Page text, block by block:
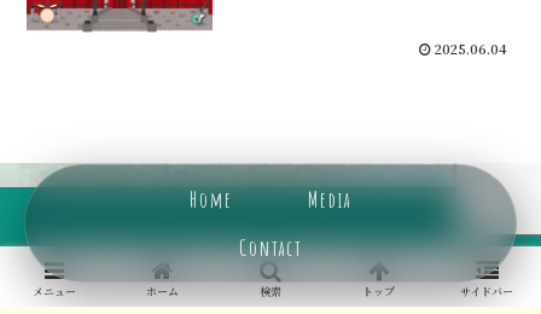
Home
Media
Contact
2025.06.04
メニュー ホーム 検索 トップ サイドバー